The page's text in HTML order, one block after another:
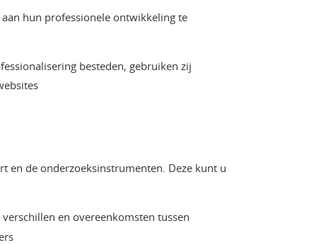
hun professionele ontwikkeling te
besteden, gebruiken zij
en de onderzoeksinstrumenten. Deze kunt u
en overeenkomsten tussen